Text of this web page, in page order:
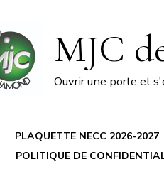
MJC
Ouvrir une porte et
PLAQUETTE NECC 2026-2027
POLITIQUE DE